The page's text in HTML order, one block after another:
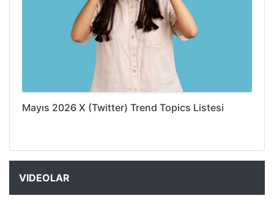
Mayıs 2026 X (Twitter) Trend Topics Listesi
VIDEOLAR